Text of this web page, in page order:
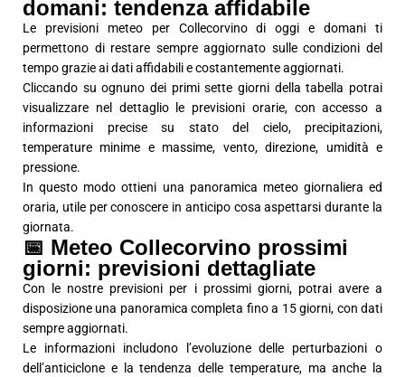
domani: tendenza affidabile
Le previsioni meteo per Collecorvino di oggi e domani ti
permettono di restare sempre aggiornato sulle condizioni del
tempo grazie ai dati affidabili e costantemente aggiornati.
Cliccando su ognuno dei primi sette giorni della tabella potrai
visualizzare nel dettaglio le previsioni orarie, con accesso a
informazioni precise su stato del cielo, precipitazioni,
temperature minime e massime, vento, direzione, umidità e
pressione.
In questo modo ottieni una panoramica meteo giornaliera ed
oraria, utile per conoscere in anticipo cosa aspettarsi durante la
giornata.
📅 Meteo Collecorvino prossimi
giorni: previsioni dettagliate
Con le nostre previsioni per i prossimi giorni, potrai avere a
disposizione una panoramica completa fino a 15 giorni, con dati
sempre aggiornati.
Le informazioni includono l’evoluzione delle perturbazioni o
dell’anticiclone e la tendenza delle temperature, ma anche la